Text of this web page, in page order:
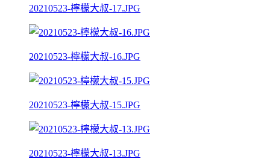
20210523-檸檬大叔-17.JPG
20210523-檸檬大叔-16.JPG
20210523-檸檬大叔-15.JPG
20210523-檸檬大叔-13.JPG